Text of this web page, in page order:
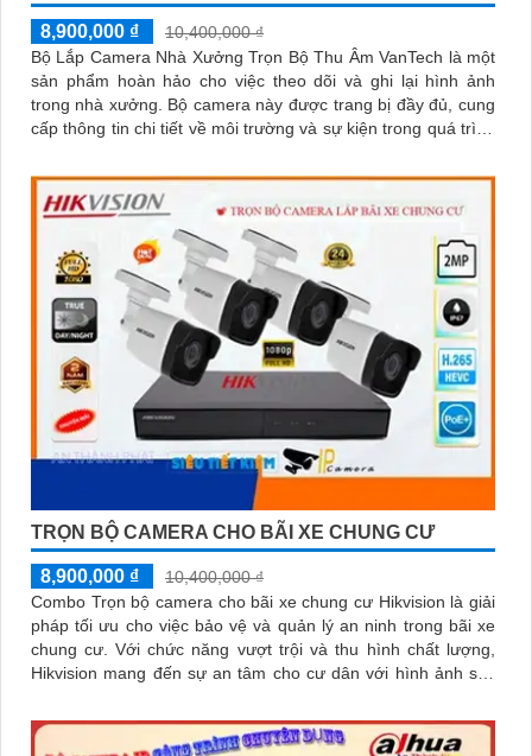
8,900,000 ₫
10,400,000 ₫
Bộ Lắp Camera Nhà Xưởng Trọn Bộ Thu Âm VanTech là một
sản phẩm hoàn hảo cho việc theo dõi và ghi lại hình ảnh
trong nhà xưởng. Bộ camera này được trang bị đầy đủ, cung
cấp thông tin chi tiết về môi trường và sự kiện trong quá trình
TRỌN BỘ CAMERA CHO BÃI XE CHUNG CƯ
8,900,000 ₫
10,400,000 ₫
Combo Trọn bộ camera cho bãi xe chung cư Hikvision là giải
pháp tối ưu cho việc bảo vệ và quản lý an ninh trong bãi xe
chung cư. Với chức năng vượt trội và thu hình chất lượng,
Hikvision mang đến sự an tâm cho cư dân với hình ảnh sắc